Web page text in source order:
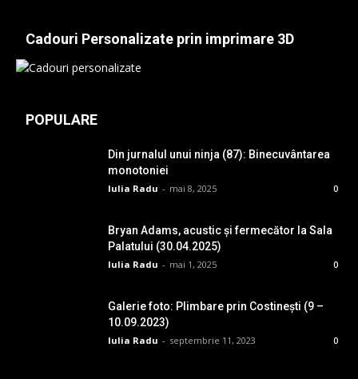
Cadouri Personalizate prin imprimare 3D
POPULARE
Din jurnalul unui ninja (87): Binecuvântarea
monotoniei
Iulia Radu - mai 8, 2025 0
Bryan Adams, acustic și fermecător la Sala
Palatului (30.04.2025)
Iulia Radu - mai 1, 2025 0
Galerie foto: Plimbare prin Costinești (9 –
10.09.2023)
Iulia Radu - septembrie 11, 2023 0